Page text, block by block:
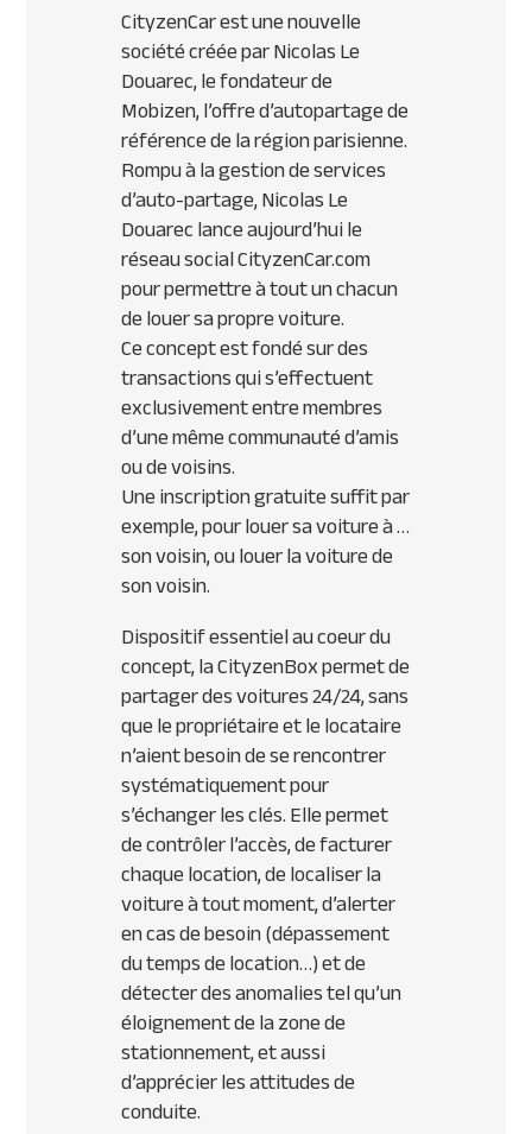
CityzenCar est une nouvelle
société créée par Nicolas Le
Douarec, le fondateur de
Mobizen, l’offre d’autopartage de
référence de la région parisienne.
Rompu à la gestion de services
d’auto-partage, Nicolas Le
Douarec lance aujourd’hui le
réseau social CityzenCar.com
pour permettre à tout un chacun
de louer sa propre voiture.
Ce concept est fondé sur des
transactions qui s’effectuent
exclusivement entre membres
d’une même communauté d’amis
ou de voisins.
Une inscription gratuite suffit par
exemple, pour louer sa voiture à …
son voisin, ou louer la voiture de
son voisin.
Dispositif essentiel au coeur du
concept, la CityzenBox permet de
partager des voitures 24/24, sans
que le propriétaire et le locataire
n’aient besoin de se rencontrer
systématiquement pour
s’échanger les clés. Elle permet
de contrôler l’accès, de facturer
chaque location, de localiser la
voiture à tout moment, d’alerter
en cas de besoin (dépassement
du temps de location…) et de
détecter des anomalies tel qu’un
éloignement de la zone de
stationnement, et aussi
d’apprécier les attitudes de
conduite.